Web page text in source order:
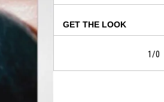
GET THE LOOK
1/0